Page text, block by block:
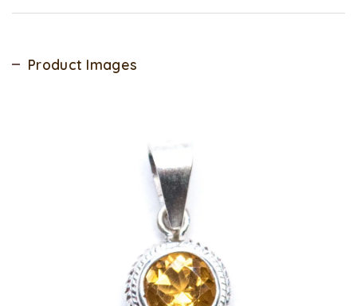
Product Images